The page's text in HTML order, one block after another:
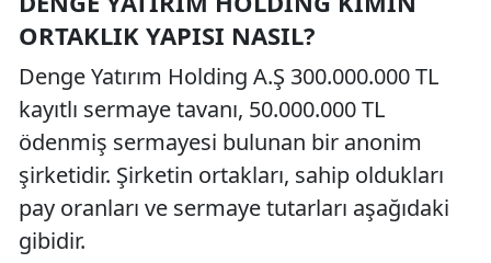
ORTAKLIK YAPISI NASIL?
Denge Yatırım Holding A.Ş 300.000.000 TL
kayıtlı sermaye tavanı, 50.000.000 TL
ödenmiş sermayesi bulunan bir anonim
şirketidir. Şirketin ortakları, sahip oldukları
pay oranları ve sermaye tutarları aşağıdaki
gibidir.